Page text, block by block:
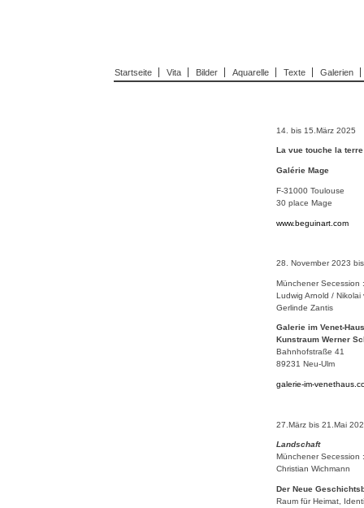
Startseite Vita Bilder Aquarelle Texte Galerien
14. bis 15. März 2025
La vue touche la terre
Galérie Mage
F-31000 Toulouse
30 place Mage
www.beguinart.com
28. November 2023
Münchener Secession :
Ludwig Arnold /
Gerlinde Zantis
Galerie im Venet-Haus
Kunstraum Werner
Bahnhofstraße 41
89231 Neu-Ulm
galerie-im-
27.März bis 21.Mai
Landschaft
Münchener Secession
Christian Wichmann
Der Neue
Raum für Heimat,